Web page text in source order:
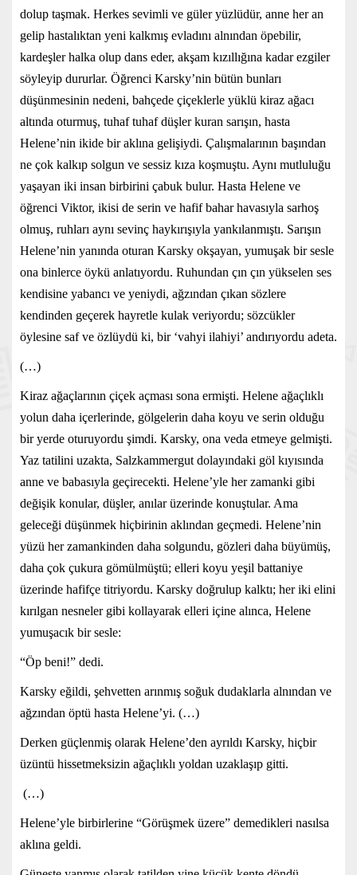
dolup taşmak. Herkes sevimli ve güler yüzlüdür, anne her an
gelip hastalıktan yeni kalkmış evladını alnından öpebilir,
kardeşler halka olup dans eder, akşam kızıllığına kadar ezgiler
söyleyip dururlar. Öğrenci Karsky’nin bütün bunları
düşünmesinin nedeni, bahçede çiçeklerle yüklü kiraz ağacı
altında oturmuş, tuhaf tuhaf düşler kuran sarışın, hasta
Helene’nin ikide bir aklına gelişiydi. Çalışmalarının başından
ne çok kalkıp solgun ve sessiz kıza koşmuştu. Aynı mutluluğu
yaşayan iki insan birbirini çabuk bulur. Hasta Helene ve
öğrenci Viktor, ikisi de serin ve hafif bahar havasıyla sarhoş
olmuş, ruhları aynı sevinç haykırışıyla yankılanmıştı. Sarışın
Helene’nin yanında oturan Karsky okşayan, yumuşak bir sesle
ona binlerce öykü anlatıyordu. Ruhundan çın çın yükselen ses
kendisine yabancı ve yeniydi, ağzından çıkan sözlere
kendinden geçerek hayretle kulak veriyordu; sözcükler
öylesine saf ve özlüydü ki, bir ‘vahyi ilahiyi’ andırıyordu adeta.
(…)
Kiraz ağaçlarının çiçek açması sona ermişti. Helene ağaçlıklı
yolun daha içerlerinde, gölgelerin daha koyu ve serin olduğu
bir yerde oturuyordu şimdi. Karsky, ona veda etmeye gelmişti.
Yaz tatilini uzakta, Salzkammergut dolayındaki göl kıyısında
anne ve babasıyla geçirecekti. Helene’yle her zamanki gibi
değişik konular, düşler, anılar üzerinde konuştular. Ama
geleceği düşünmek hiçbirinin aklından geçmedi. Helene’nin
yüzü her zamankinden daha solgundu, gözleri daha büyümüş,
daha çok çukura gömülmüştü; elleri koyu yeşil battaniye
üzerinde hafifçe titriyordu. Karsky doğrulup kalktı; her iki elini
kırılgan nesneler gibi kollayarak elleri içine alınca, Helene
yumuşacık bir sesle:
“Öp beni!” dedi.
Karsky eğildi, şehvetten arınmış soğuk dudaklarla alnından ve
ağzından öptü hasta Helene’yi. (…)
Derken güçlenmiş olarak Helene’den ayrıldı Karsky, hiçbir
üzüntü hissetmeksizin ağaçlıklı yoldan uzaklaşıp gitti.
(…)
Helene’yle birbirlerine “Görüşmek üzere” demedikleri nasılsa
aklına geldi.